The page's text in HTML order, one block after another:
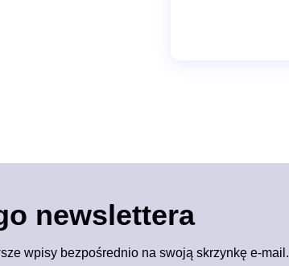
newslettera
wpisy bezpośrednio na swoją skrzynkę e-mail.